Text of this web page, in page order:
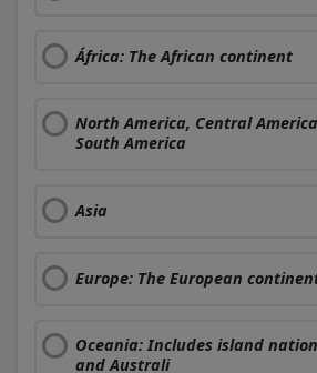
África: The African continent
North America, Central
South America
Asia
Europe: The European
Oceania: Includes island
and Australi